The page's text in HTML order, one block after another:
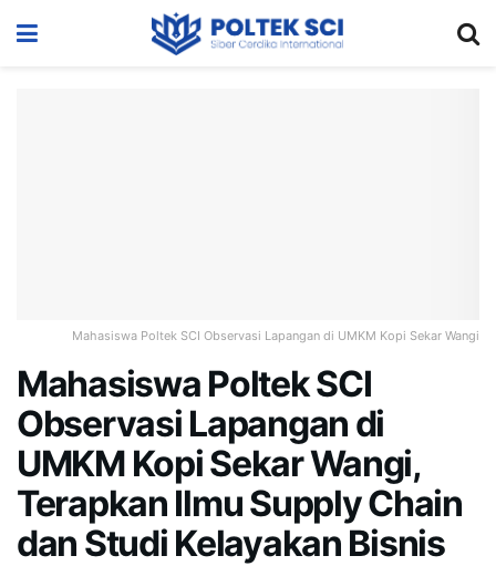
Mahasiswa Poltek SCI Observasi Lapangan di UMKM Kopi Sekar Wangi
Mahasiswa Poltek SCI
Observasi Lapangan di
UMKM Kopi Sekar Wangi,
Terapkan Ilmu Supply Chain
dan Studi Kelayakan Bisnis